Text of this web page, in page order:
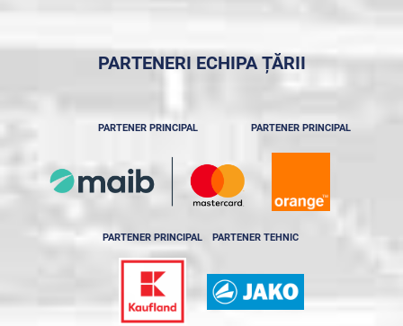
PARTENERI ECHIPA ȚĂRII
PARTENER PRINCIPAL PARTENER PRINCIPAL
PARTENER PRINCIPAL PARTENER TEHNIC